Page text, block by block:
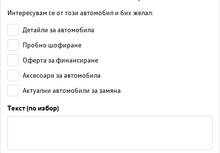
Интересувам се от този автомобил и бих желал:
Детайли за автомобила
Пробно шофиране
Оферта за финансиране
Аксесоари за автомобила
Актуални автомобили за замяна
Текст (по избор)